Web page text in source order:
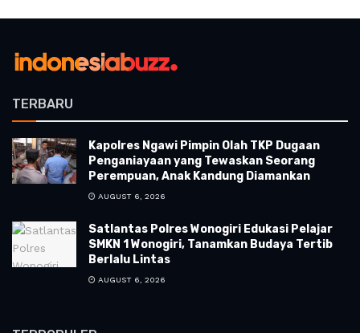
TERBARU
Kapolres Ngawi Pimpin Olah TKP Dugaan
Penganiayaan yang Tewaskan Seorang
Perempuan, Anak Kandung Diamankan
AUGUST 6, 2026
Satlantas Polres Wonogiri Edukasi Pelajar
SMKN 1 Wonogiri, Tanamkan Budaya Tertib
Berlalu Lintas
AUGUST 6, 2026